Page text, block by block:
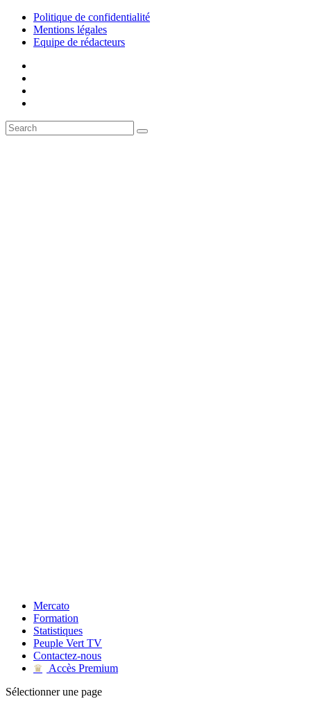
Politique de confidentialité
Mentions légales
Equipe de rédacteurs
Mercato
Formation
Statistiques
Peuple Vert TV
Contactez-nous
♛
Accès Premium
Sélectionner une page